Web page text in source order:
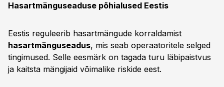
Hasartmänguseaduse põhialused Eestis
Eestis reguleerib hasartmängude korraldamist
hasartmänguseadus, mis seab operaatoritele selged
tingimused. Selle eesmärk on tagada turu läbipaistvus
ja kaitsta mängijaid võimalike riskide eest.